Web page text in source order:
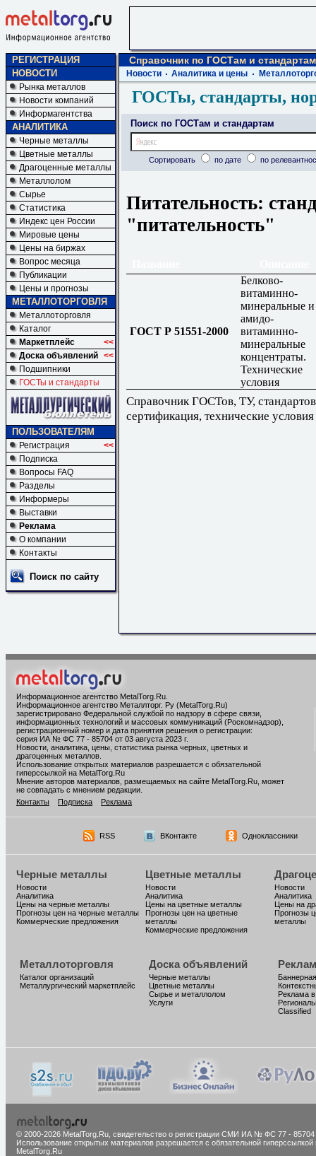
РЕГИСТРАЦИЯ
НОВОСТИ
Рынка металлов
Новости компаний
Информагентства
АНАЛИТИКА
Черные металлы
Цветные металлы
Драгоценные металлы
Металлолом
Сырье
Статистика
Индекс цен России
Мировые цены
Цены на биржах
Вопрос месяца
Публикации
Цены и прогнозы
МЕТАЛЛОТОРГОВЛЯ
Металлоторговля
Каталог
Маркетплейс
<<
Доска объявлений <<
Подшипники
ГОСТы и стандарты
ПОЛЬЗОВАТЕЛЯМ
Регистрация
<<
Подписка
Вопросы FAQ
Разделы
Информеры
Выставки
Реклама
О компании
Контакты
Поиск по сайту
Справочник по ГОСТам и стандартам
Новости Аналитика и цены
ГОСТы, стандарты,
Поиск по ГОСТам и стандартам
Сортировать по дате по
Питательность:
"питательность"
ГОСТ Р 51551-2000
Белково-
витаминно-
минеральные и
амидо-
витаминно-
минеральные
концентраты.
Технические
условия
Справочник ГОСТов, ТУ,
сертификация, технические условия
Информационное агентство MetalTorg.Ru
Информационное агентство Металлторг. Ру (MetalTorg.Ru)
зарегистрировано Федеральной службой по надзору в сфере связи,
информационных технологий и массовых коммуникаций (Роскомнадзор),
регистрационный номер и дата принятия решения о регистрации:
серия ИА № ФС 77 - 85704 от 03 августа 2023 г.
Новости, аналитика, цены, статистика рынка черных, цветных и
драгоценных металлов.
Использование открытых материалов разрешается с обязательной
гиперссылкой на MetalTorg.Ru
Мнение авторов материалов, размещаемых на сайте MetalTorg.Ru, может
не совпадать с мнением редакции.
Контакты
Подписка Реклама
RSS ВКонтакте Одноклассники
Черные металлы
Новости
Аналитика
Цены на черные металлы
Прогнозы цен на черные металлы
Коммерческие предложения
Цветные металлы
Новости
Аналитика
Цены на цветные металлы
Прогнозы цен на цветные
металлы
Коммерческие предложения
Новости
Аналитика
Цены на
Прогнозы
металлы
Металлоторговля
Каталог организаций
Металлургический маркетплейс
Доска объявлений
Черные металлы
Цветные металлы
Сырье и металлолом
Услуги
Реклама
Classified
© 2000-2026 MetalTorg.Ru, cвидетельство о регистрации СМИ ИА № ФС 77 - 85704
Использование открытых материалов разрешается с обязательной гиперссылкой
MetalTorg.Ru